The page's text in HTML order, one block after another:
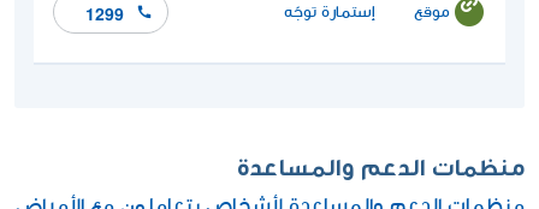
موقع إستمارة توجّه 1299
منظمات الدعم والمساعدة